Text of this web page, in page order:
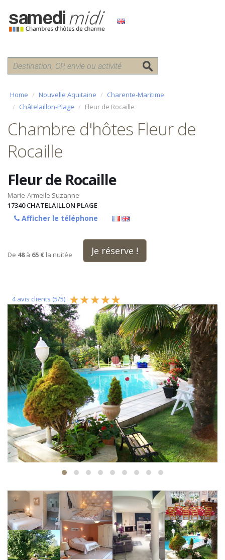
Home Nouvelle Aquitaine
Charente-Maritime
Châtelaillon-Plage
Fleur de Rocaille
Chambre d'hôtes Fleur de
Rocaille
Fleur de Rocaille
Marie-Armelle Suzanne
17340 CHATELAILLON PLAGE
Afficher le téléphone
De 48à 65 € la nuitée Je réserve !
4avis clients (5/5)